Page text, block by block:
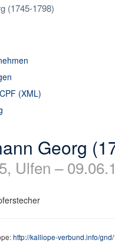
(1745-1798)
(XML)
Georg
Ulfen –
http://kalliope-verbund.info/